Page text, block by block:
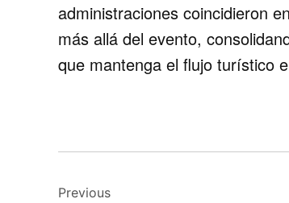
administraciones coincidieron
más allá del evento,
que mantenga el flujo turístico
Previous